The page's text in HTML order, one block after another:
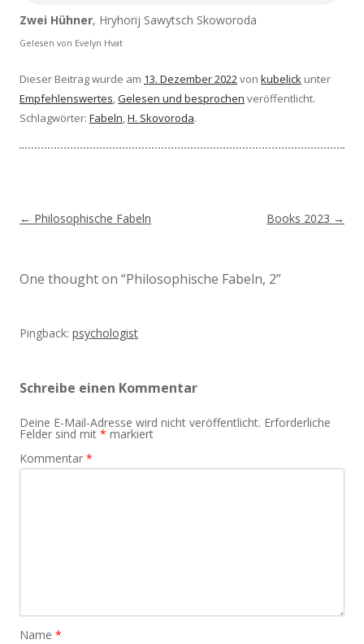
Zwei Hühner, Hryhorij Sawytsch Skoworoda
Gelesen von Evelyn Hvat
Dieser Beitrag wurde am 13. Dezember 2022von kubelick unter
Empfehlenswertes,Gelesen und besprochen veröffentlicht.
Schlagwörter: Fabeln,H. Skovoroda.
Beitragsnavigation
← Philosophische Fabeln Books 2023 →
One thought on “Philosophische Fabeln, 2”
Pingback: psychologist
Schreibe einen Kommentar
Deine E-Mail-Adresse wird nicht veröffentlicht. Erforderliche
Felder sind mit * markiert
Kommentar *
Name *